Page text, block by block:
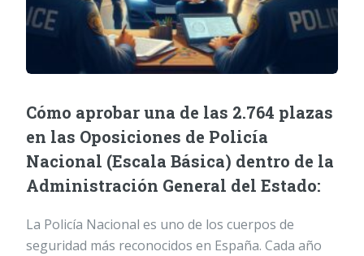
Cómo aprobar una de las 2.764 plazas
en las Oposiciones de Policía
Nacional (Escala Básica) dentro de la
Administración General del Estado:
La Policía Nacional es uno de los cuerpos de
seguridad más reconocidos en España. Cada año